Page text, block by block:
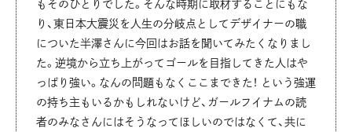
もそのひとりでした。そんな時期に取材することにもな
り、東日本大震災を人生の分岐点としてデザイナーの職
についた半澤さんに今回はお話を聞いてみたくなりまし
た。逆境から立ち上がってゴールを目指してきた人はや
っぱり強い。なんの問題もなくここまできた！ という強運
の持ち主もいるかもしれないけど、ガールフイナムの読
者のみなさんにはそうなってほしいのではなくて、共に